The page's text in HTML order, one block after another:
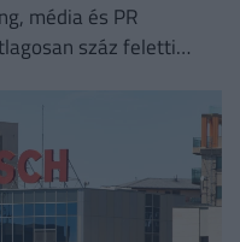
média és PR
száz feletti